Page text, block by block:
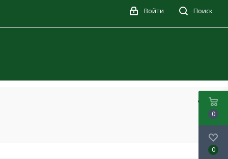
Поиск
Войти
0
0